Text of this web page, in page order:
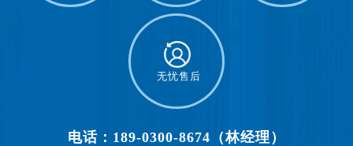
无忧售后
电话：189-0300-8674（林经理）